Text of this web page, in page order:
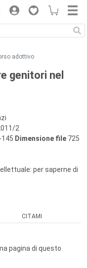
adottivo
genitori nel
2
145 Dimensione file 725
per saperne di
CITAMI
pagina di questo